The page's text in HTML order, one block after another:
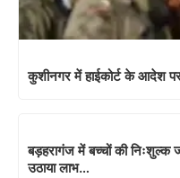
कुशीनगर में हाईकोर्ट के आदेश
बड़हरागंज में बच्चों की निःशुल्क
उठाया लाभ…